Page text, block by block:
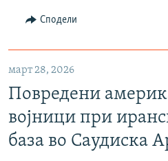
Сподели
март 28, 2026
Повредени
војници при
база во Саудиска